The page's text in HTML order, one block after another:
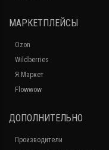
МАРКЕТПЛЕЙСЫ
Ozon
Wildberries
Я.Маркет
Flowwow
ДОПОЛНИТЕЛЬНО
Производители